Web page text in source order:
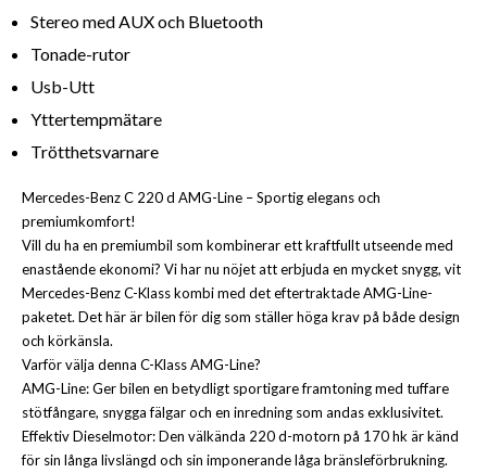
Stereo med AUX och Bluetooth
Tonade-rutor
Usb-Utt
Yttertempmätare
Trötthetsvarnare
Mercedes-Benz C 220 d AMG-Line – Sportig elegans och
premiumkomfort!
Vill du ha en premiumbil som kombinerar ett kraftfullt utseende med
enastående ekonomi? Vi har nu nöjet att erbjuda en mycket snygg, vit
Mercedes-Benz C-Klass kombi med det eftertraktade AMG-Line-
paketet. Det här är bilen för dig som ställer höga krav på både design
och körkänsla.
Varför välja denna C-Klass AMG-Line?
AMG-Line: Ger bilen en betydligt sportigare framtoning med tuffare
stötfångare, snygga fälgar och en inredning som andas exklusivitet.
Effektiv Dieselmotor: Den välkända 220 d-motorn på 170 hk är känd
för sin långa livslängd och sin imponerande låga bränsleförbrukning.